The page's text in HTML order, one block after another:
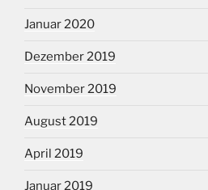
Januar 2020
Dezember 2019
November 2019
August 2019
April 2019
Januar 2019